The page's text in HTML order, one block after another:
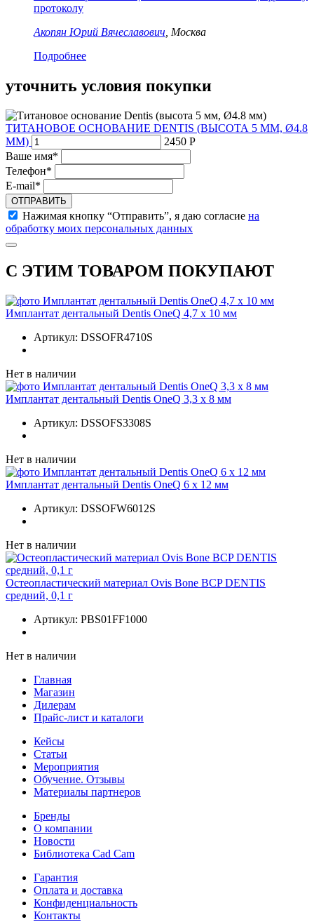
протоколу
Акопян Юрий Вячеславович , Москва
Подробнее
уточнить условия покупки
ТИТАНОВОЕ ОСНОВАНИЕ DENTIS (ВЫСОТА 5 ММ, Ø4.8
ММ)
2450 Р
Ваше имя*
Телефон*
E-mail*
ОТПРАВИТЬ
Нажимая кнопку “Отправить”, я даю согласие на
обработку моих персональных данных
С ЭТИМ ТОВАРОМ ПОКУПАЮТ
Имплантат дентальный Dentis OneQ 4,7 x 10 мм
Артикул: DSSOFR4710S
Нет в наличии
Имплантат дентальный Dentis OneQ 3,3 x 8 мм
Артикул: DSSOFS3308S
Нет в наличии
Имплантат дентальный Dentis OneQ 6 x 12 мм
Артикул: DSSOFW6012S
Нет в наличии
Остеопластический материал Ovis Bone BCP DENTIS
средний, 0,1 г
Артикул: PBS01FF1000
Нет в наличии
Главная
Магазин
Дилерам
Прайс-лист и каталоги
Кейсы
Статьи
Мероприятия
Обучение. Отзывы
Материалы партнеров
Бренды
О компании
Новости
Библиотека Cad Cam
Гарантия
Оплата и доставка
Конфиденциальность
Контакты